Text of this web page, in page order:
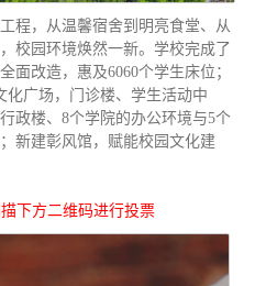
程，从温馨宿舍到明亮食堂、从
校园环境焕然一新。学校完成了
面改造，惠及6060个学生床位；
化广场，门诊楼、学生活动中
政楼、8个学院的办公环境与5个
新建彰风馆，赋能校园文化建
下方二维码进行投票